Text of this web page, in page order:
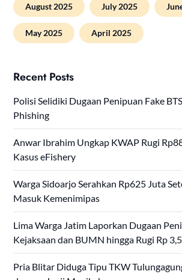
August 2025 July 2025
May 2025 April 2025
Recent Posts
Polisi Selidiki Dugaan Penipuan Fake
Phishing
Anwar Ibrahim Ungkap KWAP Rugi
Kasus eFishery
Warga Sidoarjo Serahkan Rp625 Juta
Masuk Kemenimipas
Lima Warga Jatim Laporkan Dugaan
Kejaksaan dan BUMN hingga Rugi Rp
Pria Blitar Diduga Tipu TKW